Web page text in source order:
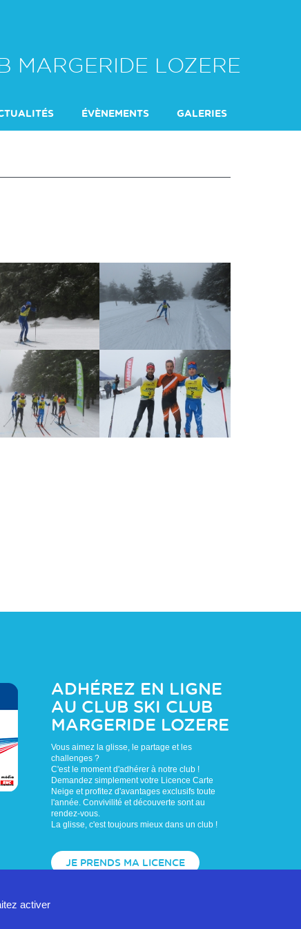
MARGERIDE LOZERE
ÉVÈNEMENTS GALERIES
ADHÉREZ EN LIGNE
AU CLUB SKI CLUB
MARGERIDE LOZERE
Vous aimez la glisse, le partage et les
challenges ?
C'est le moment d'adhérer à notre club !
Demandez simplement votre Licence Carte
Neige et profitez d'avantages exclusifs toute
l'année. Convivilité et découverte sont au
rendez-vous.
La glisse, c'est toujours mieux dans un club !
JE PRENDS MA LICENCE
activer